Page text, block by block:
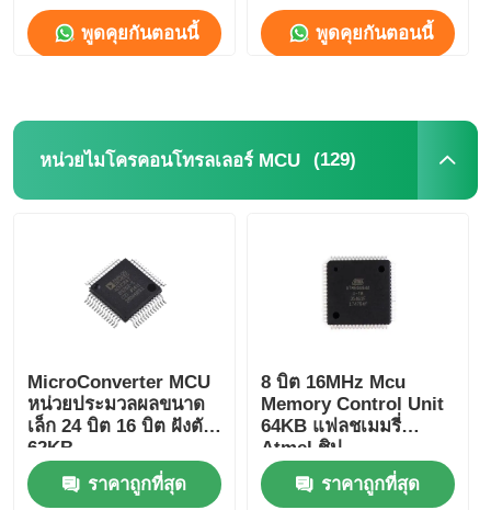
ชิป PSRAM
แฟลช NOR
UART IC
เครื่องวงจรบูรณาการ RF
ชิ้นส่วนอิเล็กทรอนิกส์
พูดคุยกันตอนนี้ พูดคุยกันตอนนี้
หน่วยไมโครคอนโทรลเลอร์ MCU (129)
MicroConverter MCU
หน่วยประมวลผลขนาด
เล็ก 24 บิต 16 บิต ฝังตัว
62KB
ADuC847BSZ62-5
ราคาถูกที่สุด
8 บิต 16MHz Mcu
Memory Control Unit
64KB แฟลชเมมรี่
Atmel ชิป
ATMEGA64A-AU
ราคาถูกที่สุด